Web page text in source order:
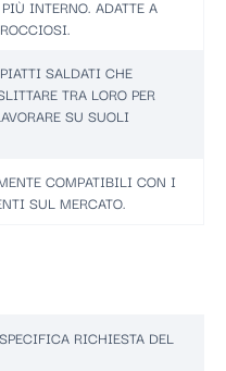
INTERNO. ADATTE A
SALDATI CHE
TRA LORO PER
SU SUOLI
COMPATIBILI CON I
SUL MERCATO.
RICHIESTA DEL